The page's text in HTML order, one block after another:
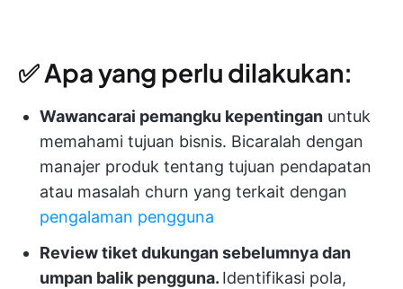
✅ Apa yang perlu dilakukan:
Wawancarai pemangku kepentingan untuk
memahami tujuan bisnis. Bicaralah dengan
manajer produk tentang tujuan pendapatan
atau masalah churn yang terkait dengan
pengalaman pengguna
Review tiket dukungan sebelumnya dan
umpan balik pengguna. Identifikasi pola,